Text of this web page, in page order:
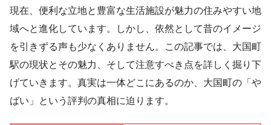
現在、便利な立地と豊富な生活施設が魅力の住みやすい地
域へと進化しています。しかし、依然として昔のイメージ
を引きずる声も少なくありません。この記事では、大国町
駅の現状とその魅力、そして注意すべき点を詳しく掘り下
げていきます。真実は一体どこにあるのか、大国町の「や
ばい」という評判の真相に迫ります。